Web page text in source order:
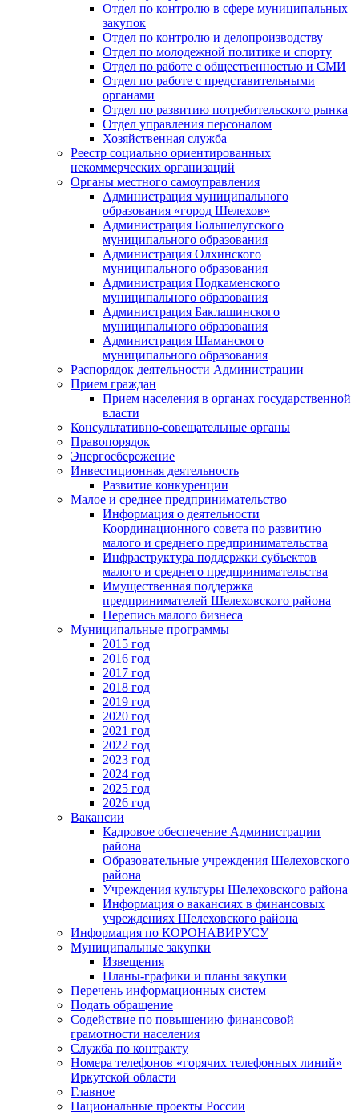
Отдел по контролю в сфере муниципальных
закупок
Отдел по контролю и делопроизводству
Отдел по молодежной политике и спорту
Отдел по работе с общественностью и СМИ
Отдел по работе с представительными
органами
Отдел по развитию потребительского рынка
Отдел управления персоналом
Хозяйственная служба
Реестр социально ориентированных
некоммерческих организаций
Органы местного самоуправления
Администрация муниципального
образования «город Шелехов»
Администрация Большелугского
муниципального образования
Администрация Олхинского
муниципального образования
Администрация Подкаменского
муниципального образования
Администрация Баклашинского
муниципального образования
Администрация Шаманского
муниципального образования
Распорядок деятельности Администрации
Прием граждан
Прием населения в органах государственной
власти
Консультативно-совещательные органы
Правопорядок
Энергосбережение
Инвестиционная деятельность
Развитие конкуренции
Малое и среднее предпринимательство
Информация о деятельности
Координационного совета по развитию
малого и среднего предпринимательства
Инфраструктура поддержки субъектов
малого и среднего предпринимательства
Имущественная поддержка
предпринимателей Шелеховского района
Перепись малого бизнеса
Муниципальные программы
2015 год
2016 год
2017 год
2018 год
2019 год
2020 год
2021 год
2022 год
2023 год
2024 год
2025 год
2026 год
Вакансии
Кадровое обеспечение Администрации
района
Образовательные учреждения Шелеховского
района
Учреждения культуры Шелеховского района
Информация о вакансиях в финансовых
учреждениях Шелеховского района
Информация по КОРОНАВИРУСУ
Муниципальные закупки
Извещения
Планы-графики и планы закупки
Перечень информационных систем
Подать обращение
Содействие по повышению финансовой
грамотности населения
Служба по контракту
Номера телефонов «горячих телефонных линий»
Иркутской области
Главное
Национальные проекты России